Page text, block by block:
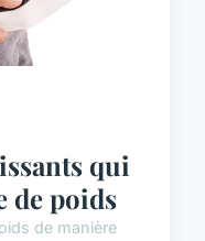
qui
de poids
de manière